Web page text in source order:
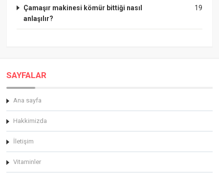
19
Çamaşır makinesi kömür bittiği nasıl
anlaşılır?
SAYFALAR
Ana sayfa
Hakkimizda
İletişim
Vitaminler